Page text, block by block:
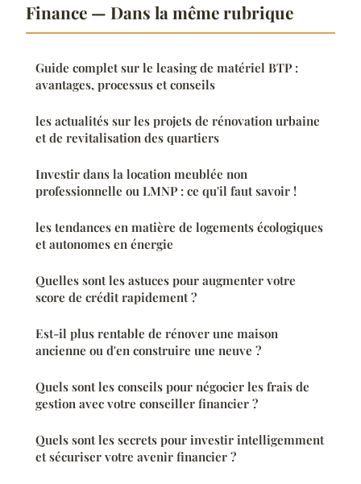
Finance — Dans la même rubrique
Guide complet sur le leasing de matériel BTP :
avantages, processus et conseils
les actualités sur les projets de rénovation urbaine
et de revitalisation des quartiers
Investir dans la location meublée non
professionnelle ou LMNP : ce qu'il faut savoir !
les tendances en matière de logements écologiques
et autonomes en énergie
Quelles sont les astuces pour augmenter votre
score de crédit rapidement ?
Est-il plus rentable de rénover une maison
ancienne ou d'en construire une neuve ?
Quels sont les conseils pour négocier les frais de
gestion avec votre conseiller financier ?
Quels sont les secrets pour investir intelligemment
et sécuriser votre avenir financier ?